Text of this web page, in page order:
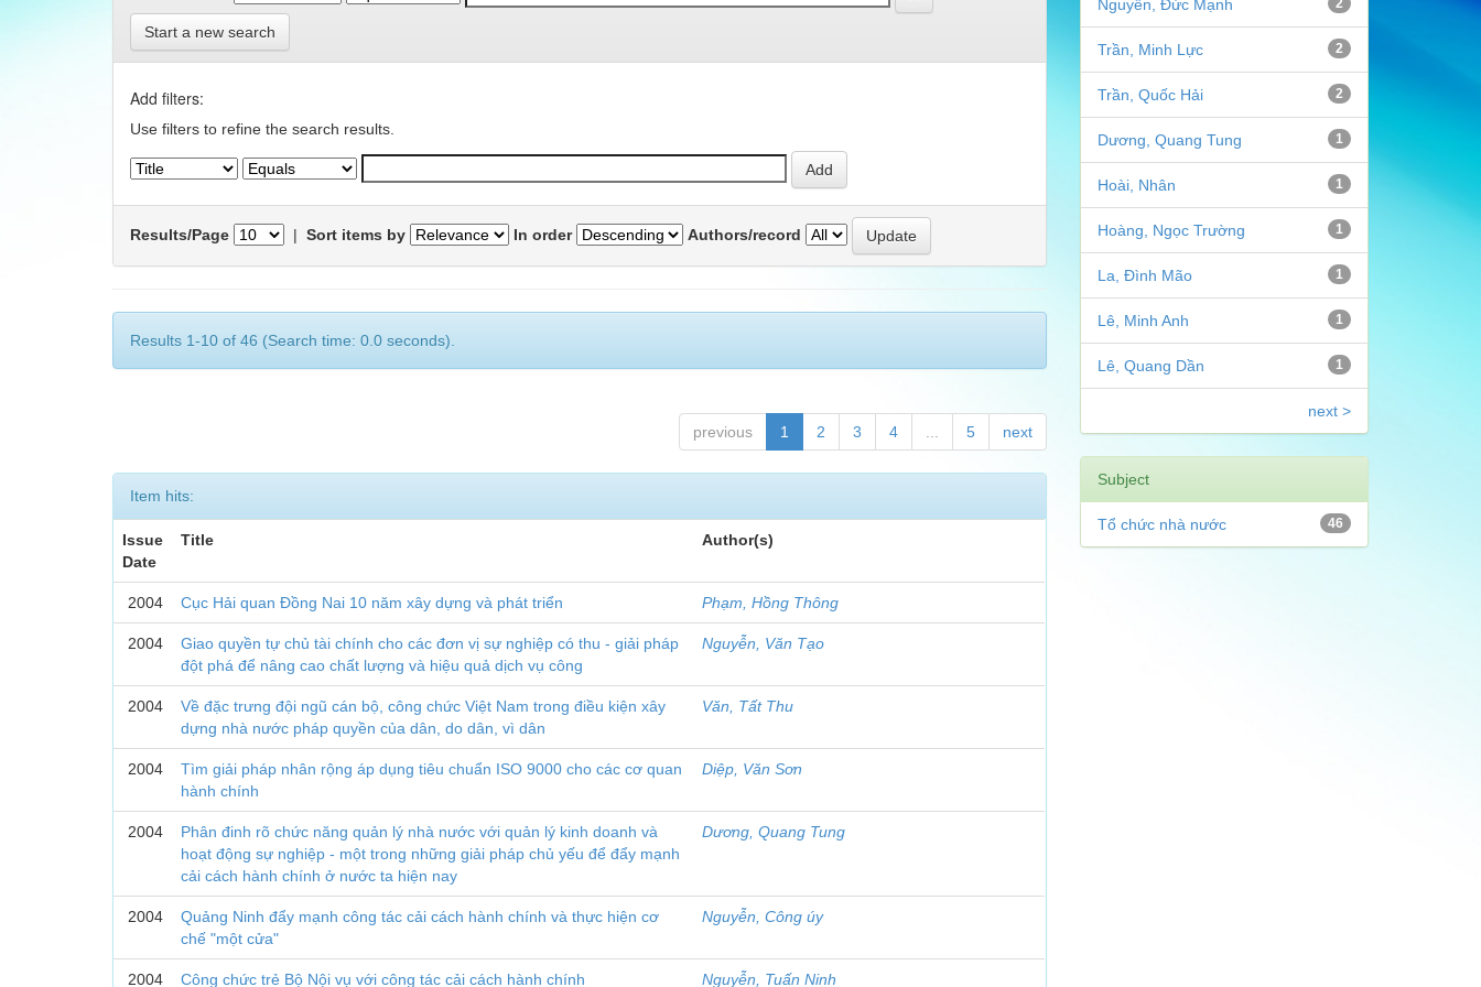
Start a new search
Add filters:
Use filters to refine the search results.
Results/Page | Sort items by In order Authors/record
Results 1-10 of 46 (Search time: 0.0 seconds).
previous 1 2 3 4 5 next
Item hits:
Issue
Date
Title Author(s)
2004 Cục Hải quan Đồng Nai 10 năm xây dựng và phát triển Phạm, Hồng Thông
2004
Giao quyền tự chủ tài chính cho các đơn vị sự nghiệp có thu - giải pháp
đột phá để nâng cao chất lượng và hiệu quả dịch vụ công
Nguyễn, Văn Tạo
2004
Về đặc trưng đội ngũ cán bộ, công chức Việt Nam trong điều kiện xây
dựng nhà nước pháp quyền của dân, do dân, vì dân
Văn, Tất Thu
2004
Tìm giải pháp nhân rộng áp dụng tiêu chuẩn ISO 9000 cho các cơ quan
hành chính
Diệp, Văn Sơn
2004
Phân đinh rõ chức năng quản lý nhà nước với quản lý kinh doanh và
hoạt động sự nghiệp - một trong những giải pháp chủ yếu để đẩy mạnh
cải cách hành chính ở nước ta hiện nay
Dương, Quang Tung
2004
Quảng Ninh đẩy mạnh công tác cải cách hành chính và thực hiện cơ
chế "một cửa"
Nguyễn, Công úy
2004 Công chức trẻ Bộ Nội vụ với công tác cải cách hành chính Nguyễn, Tuấn Ninh
2
Nguyễn, Đức Mạnh
2
Trần, Minh Lực
2
Trần, Quốc Hải
1
Dương, Quang Tung
1
Hoài, Nhân
1
Hoàng, Ngọc Trường
1
La, Đình Mão
1
Lê, Minh Anh
1
Lê, Quang Dần
next >
Subject
46
Tổ chức nhà nước